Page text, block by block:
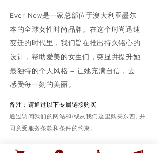
Ever New是一家总部位于澳大利亚墨尔
本的全球女性时尚品牌。在这个时尚迅速
变迁的时代里，我们旨在推出持久铭心的
设计，帮助爱美的女生们，突显并提升她
最独特的个人风格 – 让她充满自信，去
感受每一刻的美丽。
备注：请通过以下专属链接购买
通过访问我们的网站和/或从我们这里购买东西, 并
同意受 服务条款和条件的约束。